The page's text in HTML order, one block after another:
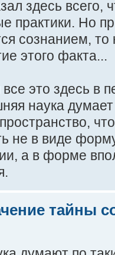
здесь всего,
практики. Но
сознанием, то
этого факта...
это здесь в
наука
не в виде
а в форме
тайны